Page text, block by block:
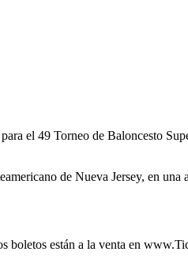
el 49 Torneo de Baloncesto
de Nueva Jersey, en una
boletos están a la venta en